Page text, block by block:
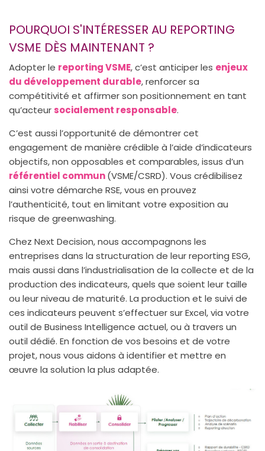
POURQUOI S'INTÉRESSER AU REPORTING
VSME DÈS MAINTENANT ?
Adopter le reporting VSME, c’est anticiper les enjeux
du développement durable, renforcer sa
compétitivité et affirmer son positionnement en tant
qu’acteur socialement responsable.
C’est aussi l’opportunité de démontrer cet
engagement de manière crédible à l’aide d’indicateurs
objectifs, non opposables et comparables, issus d’un
référentiel commun(VSME/CSRD). Vous crédibilisez
ainsi votre démarche RSE, vous en prouvez
l’authenticité, tout en limitant votre exposition au
risque de greenwashing.
Chez Next Decision, nous accompagnons les
entreprises dans la structuration de leur reporting ESG,
mais aussi dans l’industrialisation de la collecte et de la
production des indicateurs, quels que soient leur taille
ou leur niveau de maturité. La production et le suivi de
ces indicateurs peuvent s’effectuer sur Excel, via votre
outil de Business Intelligence actuel, ou à travers un
outil dédié. En fonction de vos besoins et de votre
projet, nous vous aidons à identifier et mettre en
œuvre la solution la plus adaptée.